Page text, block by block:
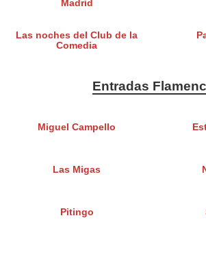
Madrid
Las noches del Club de la
Comedia
Entradas
Miguel Campello
Las Migas
Pitingo